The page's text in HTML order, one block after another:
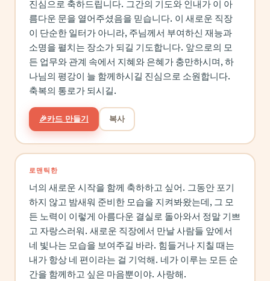
진심으로 축하드립니다. 그간의 기도와 인내가 이 아
름다운 문을 열어주셨음을 믿습니다. 이 새로운 직장
이 단순한 일터가 아니라, 주님께서 부여하신 재능과
소명을 펼치는 장소가 되길 기도합니다. 앞으로의 모
든 업무와 관계 속에서 지혜와 은혜가 충만하시며, 하
나님의 평강이 늘 함께하시길 진심으로 소원합니다.
축복의 통로가 되시길.
🎉카드 만들기 복사
로맨틱한
너의 새로운 시작을 함께 축하하고 싶어. 그동안 포기
하지 않고 밤새워 준비한 모습을 지켜봐왔는데, 그 모
든 노력이 이렇게 아름다운 결실로 돌아와서 정말 기쁘
고 자랑스러워. 새로운 직장에서 만날 사람들 앞에서
네 빛나는 모습을 보여주길 바라. 힘들거나 지칠 때는
내가 항상 네 편이라는 걸 기억해. 네가 이루는 모든 순
간을 함께하고 싶은 마음뿐이야. 사랑해.